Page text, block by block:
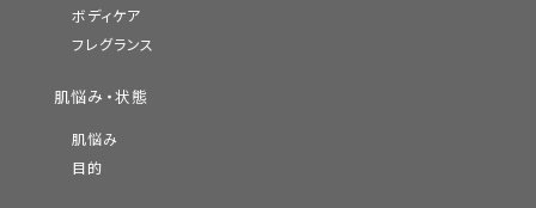
を持ったクッションファンデーションは自然なつやで年齢による
肌悩みをしっかりカバーしながら、厚ぬり感のないなめらかな肌
ボディケア
フレグランス
肌悩み・状態
肌悩み
目的